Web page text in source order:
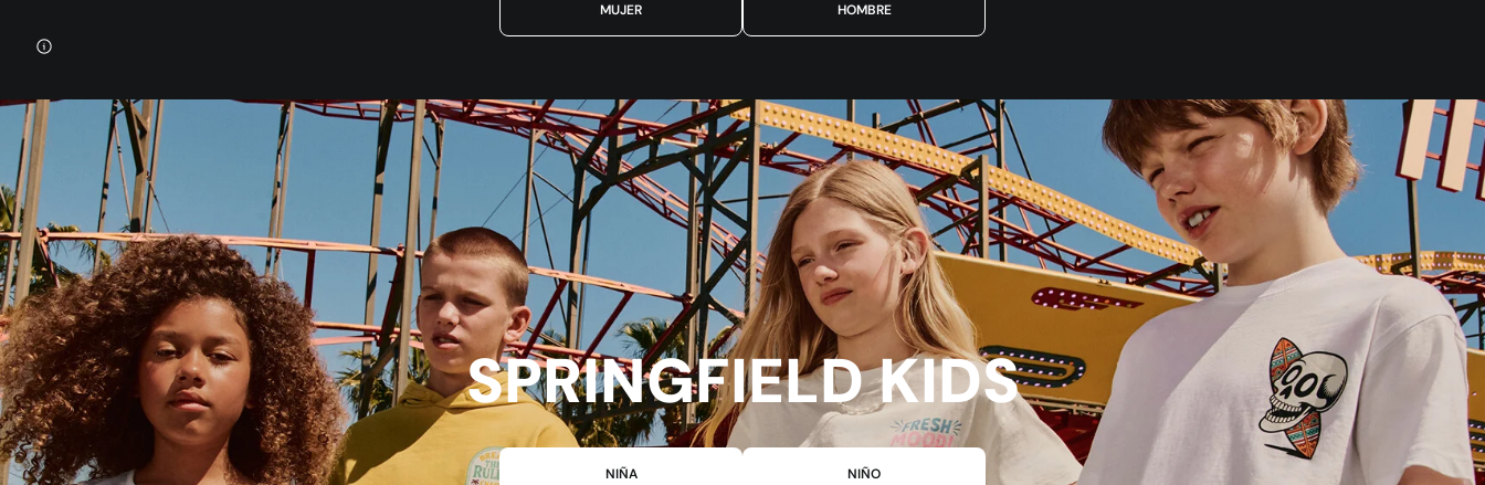
MUJER HOMBRE
SPRINGFIELD KIDS
NIÑA NIÑO